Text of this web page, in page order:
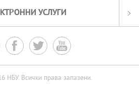
УСЛУГИ
  
НБУ. Всички права запазени.